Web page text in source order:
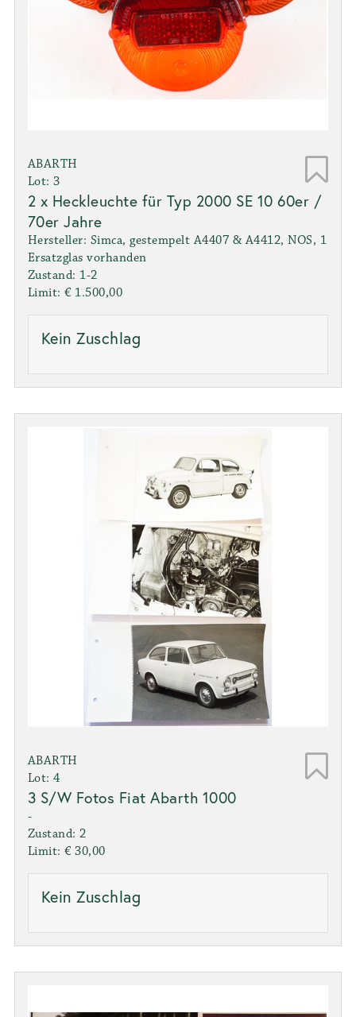
ABARTH
Lot: 3
2 x Heckleuchte für Typ 2000 SE 10 60er /
70er Jahre
Hersteller: Simca, gestempelt A4407 & A4412, NOS, 1
Ersatzglas vorhanden
Zustand: 1-2
Limit: € 1.500,00
Kein Zuschlag
ABARTH
Lot: 4
3 S/W Fotos Fiat Abarth 1000
-
Zustand: 2
Limit: € 30,00
Kein Zuschlag